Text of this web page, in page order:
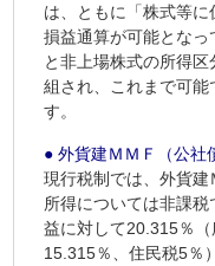
は、ともに「株式等
損益通算が可能とな
と非上場株式の所得
組され、これまで可能
す。
● 外貨建ＭＭＦ（公社
現行税制では、外貨
所得については非課
益に対して20.315％
15.315％、住民税5％